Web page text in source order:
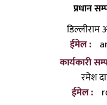
प्रधान
ईमेल :
कार्यकारी
रमेश
ईमेल :